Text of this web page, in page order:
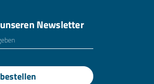
Newsletter
bestellen